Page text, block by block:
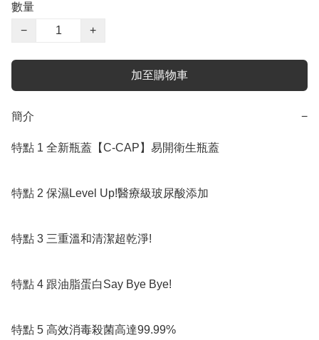
數量
−
+
加至購物車
簡介 −
特點 1 全新瓶蓋【C-CAP】易開衛生瓶蓋
特點 2 保濕Level Up!醫療級玻尿酸添加
特點 3 三重溫和清潔超乾淨!
特點 4 跟油脂蛋白Say Bye Bye!
特點 5 高效消毒殺菌高達99.99%